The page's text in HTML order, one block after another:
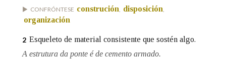
BUSCAR NO CONTIDO
Nas definicións
CONFRÓNTESE construción disposición
organización
2 Esqueleto de material consistente que sostén algo.
A estrutura da ponte é de cemento armado.